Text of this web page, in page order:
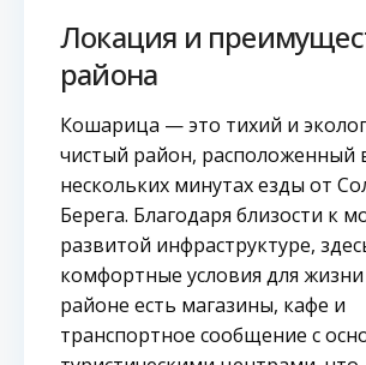
Локация и
района
Кошарица — это тихий и
чистый район, расположенный
нескольких минутах езды от
Берега. Благодаря близости к
развитой инфраструктуре,
комфортные условия для
районе есть магазины, кафе и
транспортное сообщение с